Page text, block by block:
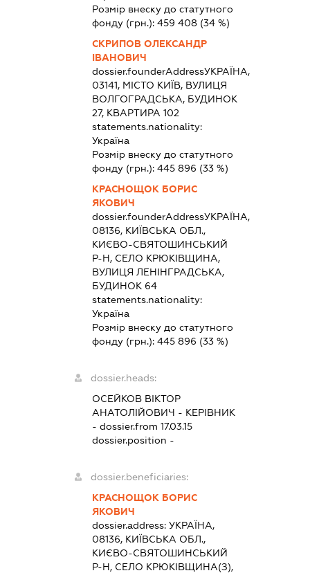
Розмір внеску до статутного
фонду (грн.): 459 408(34 %)
СКРИПОВ ОЛЕКСАНДР
ІВАНОВИЧ
dossier.founderAddressУКРАЇНА,
03141, МІСТО КИЇВ, ВУЛИЦЯ
ВОЛГОГРАДСЬКА, БУДИНОК
27, КВАРТИРА 102
statements.nationality:
Україна
Розмір внеску до статутного
фонду (грн.): 445 896 (33 %)
КРАСНОЩОК БОРИС
ЯКОВИЧ
dossier.founderAddressУКРАЇНА,
08136, КИЇВСЬКА ОБЛ.,
КИЄВО-СВЯТОШИНСЬКИЙ
Р-Н, СЕЛО КРЮКІВЩИНА,
ВУЛИЦЯ ЛЕНІНГРАДСЬКА,
БУДИНОК 64
statements.nationality:
Україна
Розмір внеску до статутного
фонду (грн.): 445 896 (33 %)
dossier.heads:
ОСЕЙКОВ ВІКТОР
АНАТОЛІЙОВИЧ - КЕРІВНИК
- dossier.from 17.03.15
dossier.position -
dossier.beneficiaries:
КРАСНОЩОК БОРИС
ЯКОВИЧ
dossier.address: УКРАЇНА,
08136, КИЇВСЬКА ОБЛ.,
КИЄВО-СВЯТОШИНСЬКИЙ
Р-Н, СЕЛО КРЮКІВЩИНА(З),